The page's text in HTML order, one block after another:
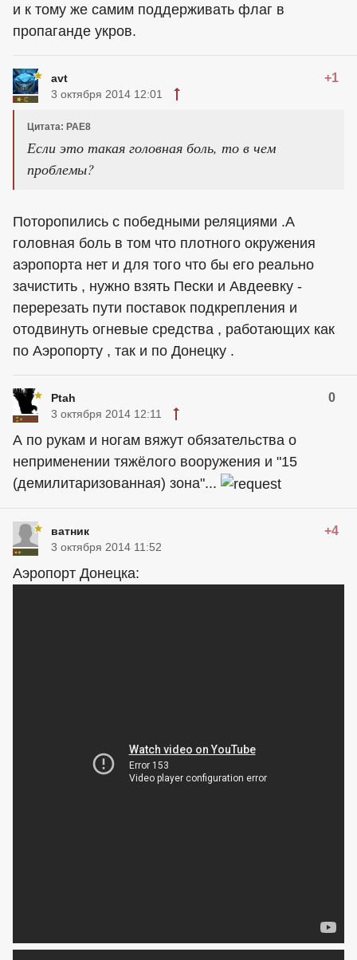
и к тому же самим поддерживать флаг в
пропаганде укров.
avt +1
3 октября 2014 12:01
Цитата: РАЕ8
Если это такая головная боль, то в чем
проблемы?
Поторопились с победными реляциями .А
головная боль в том что плотного окружения
аэропорта нет и для того что бы его реально
зачистить , нужно взять Пески и Авдеевку -
перерезать пути поставок подкрепления и
отодвинуть огневые средства , работающих как
по Аэропорту , так и по Донецку .
Ptah 0
3 октября 2014 12:11
А по рукам и ногам вяжут обязательства о
неприменении тяжёлого вооружения и "15
(демилитаризованная) зона"...
ватник +4
3 октября 2014 11:52
Аэропорт Донецка: